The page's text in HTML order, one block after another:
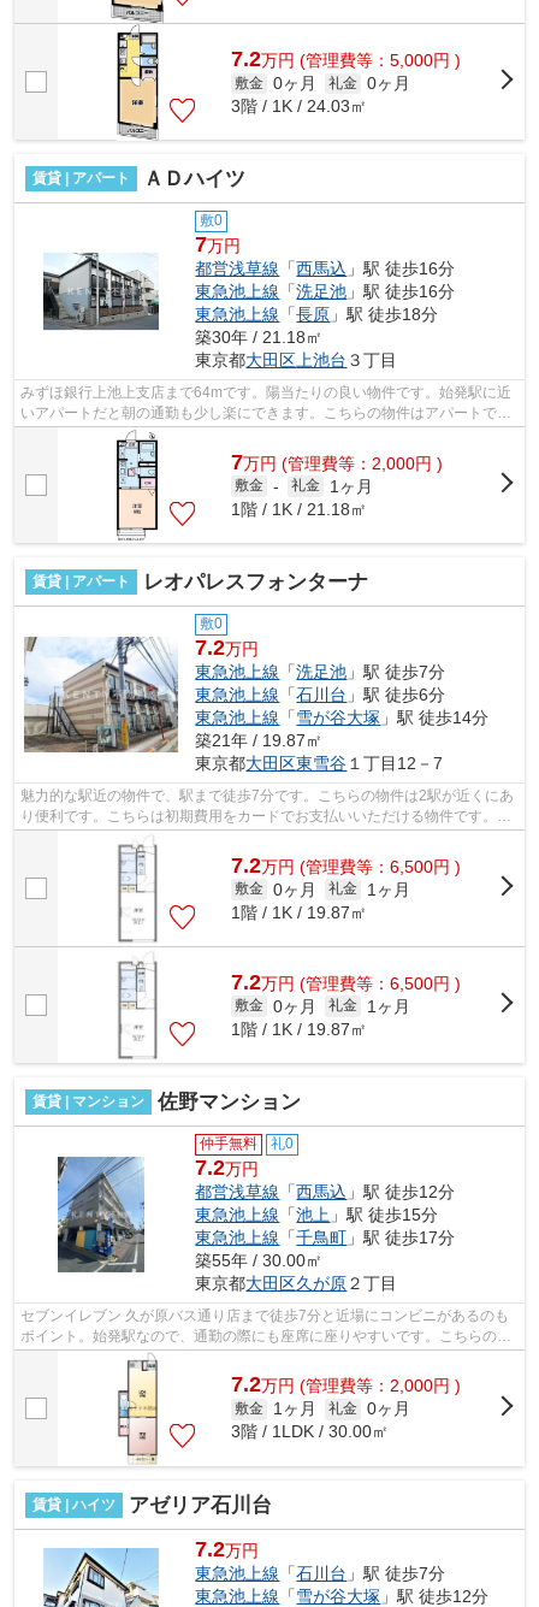
7.2万円 (管理費等：5,000円 )
敷金 0ヶ月 礼金 0ヶ月
3階 / 1K / 24.03㎡
賃貸 | アパート ＡＤハイツ
敷0
7万円
都営浅草線 「西馬込 」駅 徒歩16分
東急池上線 「洗足池 」駅 徒歩16分
東急池上線 「長原 」駅 徒歩18分
築30年 / 21.18㎡
東京都大田区上池台 ３丁目
みずほ銀行上池上支店まで64mです。陽当たりの良い物件です。始発駅に近
いアパートだと朝の通勤も少し楽にできます。こちらの物件はアパートで
す。周辺に2駅ありの電車通勤しやすいア...
7万円 (管理費等：2,000円 )
敷金 - 礼金
1ヶ月
1階 / 1K / 21.18㎡
賃貸 | アパート レオパレスフォンターナ
敷0
7.2万円
東急池上線 「洗足池 」駅 徒歩7分
東急池上線 「石川台 」駅 徒歩6分
東急池上線 「雪が谷大塚 」駅 徒歩14分
築21年 / 19.87㎡
東京都大田区東雪谷 １丁目12－7
魅力的な駅近の物件で、駅まで徒歩7分です。こちらの物件は2駅が近くにあ
り便利です。こちらは初期費用をカードでお支払いいただける物件です。敷
地内にごみ置き場があるのでゴミの持...
7.2万円 (管理費等：6,500円 )
敷金 0ヶ月 礼金
1ヶ月
1階 / 1K / 19.87㎡
7.2万円 (管理費等：6,500円 )
敷金 0ヶ月 礼金
1ヶ月
1階 / 1K / 19.87㎡
賃貸 | マンション 佐野マンション
仲手無料 礼0
7.2万円
都営浅草線 「西馬込 」駅 徒歩12分
東急池上線 「池上 」駅 徒歩15分
東急池上線 「千鳥町 」駅 徒歩17分
築55年 / 30.00㎡
東京都大田区久が原２丁目
セブンイレブン 久が原バス通り店まで徒歩7分と近場にコンビニがあるのも
ポイント。始発駅なので、通勤の際にも座席に座りやすいです。こちらの物
件はマンションです。最寄りの駅まで...
7.2万円 (管理費等：2,000円 )
敷金 1ヶ月 礼金 0ヶ月
3階 / 1LDK / 30.00㎡
賃貸 | ハイツ アゼリア石川台
7.2万円
東急池上線 「石川台 」駅 徒歩7分
東急池上線 「雪が谷大塚 」駅 徒歩12分